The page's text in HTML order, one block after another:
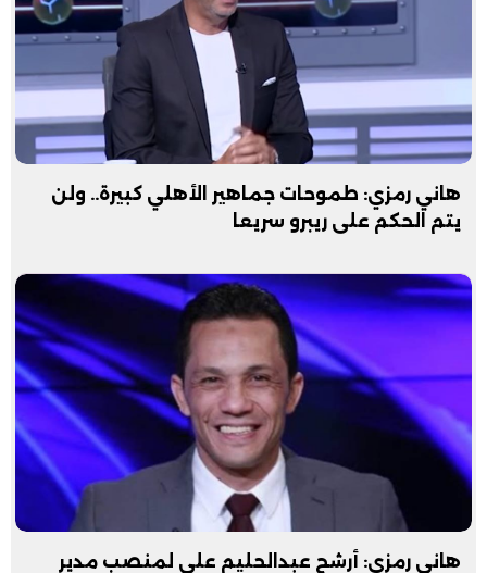
هاني رمزي: طموحات جماهير الأهلي كبيرة.. ولن
يتم الحكم على ريبرو سريعا
هاني رمزي: أرشح عبدالحليم علي لمنصب مدير